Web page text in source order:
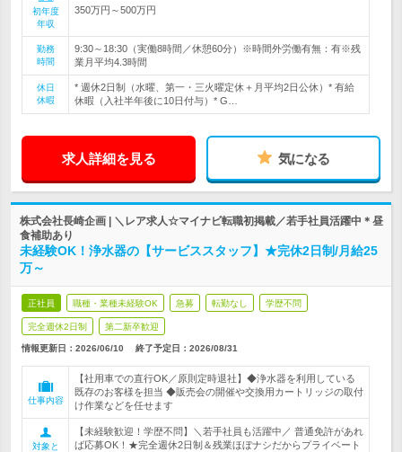
初年度
年収
350万円～500万円
勤務
時間
9:30～18:30（実働8時間／休憩60分）※時間外労働有無：有※残
業月平均4.3時間
休日
休暇
* 週休2日制（水曜、第一・三火曜定休＋月平均2日公休）* 有給
休暇（入社半年後に10日付与）* G…
求人詳細を見る 気になる
株式会社長崎企画 | ＼レア求人☆マイナビ転職初掲載／若手社員活躍中＊昼
食補助あり
未経験OK！浄水器の【サービススタッフ】★完休2日制/月給25
万～
正社員 職種・業種未経験OK 急募 転勤なし 学歴不問
完全週休2日制 第二新卒歓迎
情報更新日：2026/06/10 終了予定日： 2026/08/31
仕事内容
【社用車での直行OK／原則定時退社】◆浄水器を利用している
既存のお客様を担当 ◆販売会の開催や交換用カートリッジの取付
け作業などを任せます
対象と
【未経験歓迎！学歴不問】＼若手社員も活躍中／ 普通免許があれ
ば応募OK！★完全週休2日制＆残業ほぼナシだからプライベート